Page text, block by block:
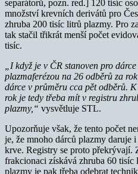
separátorů, pozn. red.] 120 tisíc
množství krevních derivátů pro
zhruba 200 tisíc litrů plazmy. Pro
tak stačil třikrát menší počet
tisíc.
„I když je v ČR stanoven pro
plazmaferézou na 26 odběrů za
dárce v průměru cca pět odběrů.
rok je tedy třeba mít v registru
plazmy,“ vysvětluje STL.
Upozorňuje však, že tento počet
je, že mnoho dárců plazmy daruje
krve. Registry se proto překrývají.
frakcionaci získává zhruba 60
plazmy je pak třeba odebrat